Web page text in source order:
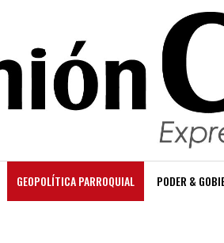
GEOPOLÍTICA PARROQUIAL PODER &